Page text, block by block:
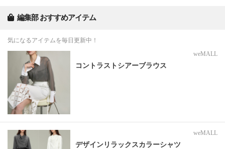
編集部 おすすめアイテム
気になるアイテムを毎日更新中！
weMALL
コントラストシアーブラウス
weMALL
デザインリラックスカラーシャツ